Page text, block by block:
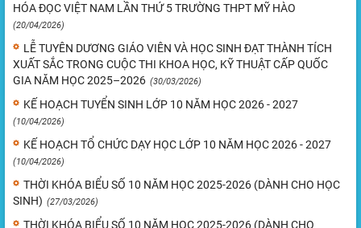
HÓA ĐỌC VIỆT NAM LẦN THỨ 5 TRƯỜNG THPT MỸ HÀO
(20/04/2026)
LỄ TUYÊN DƯƠNG GIÁO VIÊN VÀ HỌC SINH ĐẠT THÀNH TÍCH
XUẤT SẮC TRONG CUỘC THI KHOA HỌC, KỸ THUẬT CẤP QUỐC
GIA NĂM HỌC 2025–2026 (30/03/2026)
KẾ HOẠCH TUYỂN SINH LỚP 10 NĂM HỌC 2026 - 2027
(10/04/2026)
KẾ HOẠCH TỔ CHỨC DẠY HỌC LỚP 10 NĂM HỌC 2026 - 2027
(10/04/2026)
THỜI KHÓA BIỂU SỐ 10 NĂM HỌC 2025-2026 (DÀNH CHO HỌC
SINH) (27/03/2026)
THỜI KHÓA BIỂU SỐ 10 NĂM HỌC 2025-2026 (DÀNH CHO